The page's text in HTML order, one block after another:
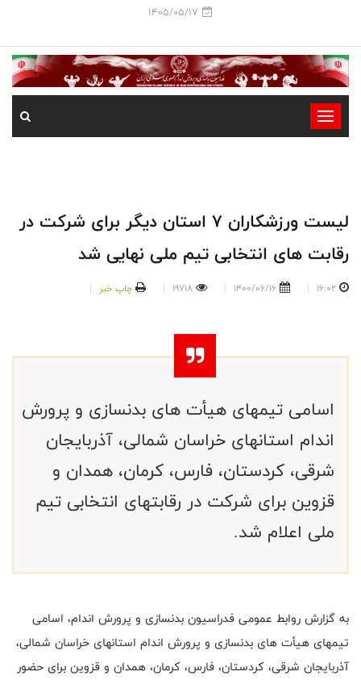
1405/05/17
-
-
لیست ورزشکاران 7 استان دیگر برای شرکت در
رقابت های انتخابی تیم ملی نهایی شد
16:02
1400/06/16
19718 چاپ خبر
اسامی تیمهای هیأت های بدنسازی و پرورش
اندام استانهای خراسان شمالی، آذربایجان
شرقی، کردستان، فارس، کرمان، همدان و
قزوین برای شرکت در رقابتهای انتخابی تیم
ملی اعلام شد.
به گزارش روابط عمومی فدراسیون بدنسازی و پرورش اندام، اسامی
تیمهای هیأت های بدنسازی و پرورش اندام استانهای خراسان شمالی،
آذربایجان شرقی، کردستان، فارس، کرمان، همدان و قزوین برای حضور